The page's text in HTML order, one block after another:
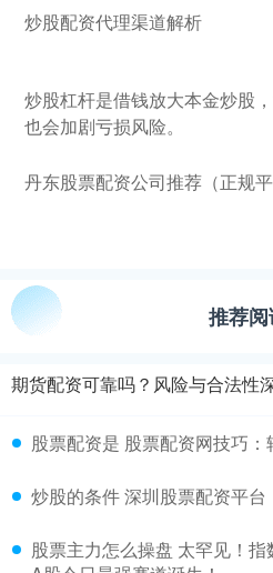
炒股配资代理渠道解析
炒股杠杆是借钱放大本金炒股
也会加剧亏损风险。
丹东股票配资公司推荐（正规平
推荐
期货配资可靠吗？风险与合法性
股票配资是 股票配资网技巧
炒股的条件 深圳股票配资平
股票主力怎么操盘 太罕见！